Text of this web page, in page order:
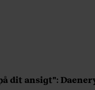
dit ansigt":